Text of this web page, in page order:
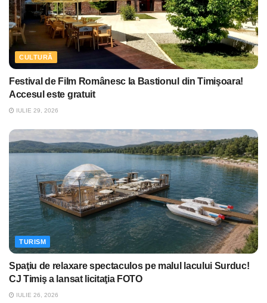
CULTURĂ
Festival de Film Românesc la Bastionul din Timişoara!
Accesul este gratuit
IULIE 29, 2026
TURISM
Spaţiu de relaxare spectaculos pe malul lacului Surduc!
CJ Timiş a lansat licitaţia FOTO
IULIE 26, 2026